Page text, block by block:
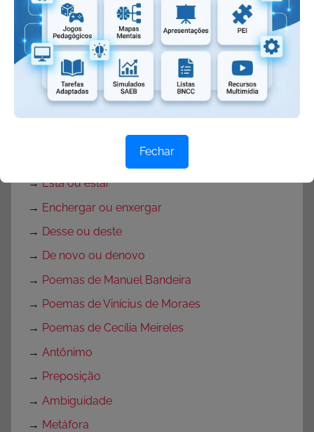
→Cantigas de roda
→Xingar ou chingar
→Catorze ou quatorze
Trouxe ou trousse
Intenção ou intensão
Excessão ou exceção
→Está ou estar
→ Enchergar ou enxergar
→ Desse ou deste
→ De novo ou denovo
→ Poemas de Manuel Bandeira
→ Poemas de Vinícius de Moraes
→ Poemas de Cecília Meireles
→ Antônimo
→ Preposição
→ Ambiguidade
→ Metáfora
Fechar